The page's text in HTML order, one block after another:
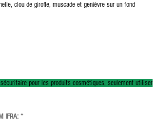
clou de girofle, muscade et genièvre sur un fond
pour les produits cosmétiques, seulement utiliser
IFRA: *